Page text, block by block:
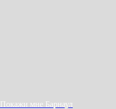
Покажи мне Барнаул